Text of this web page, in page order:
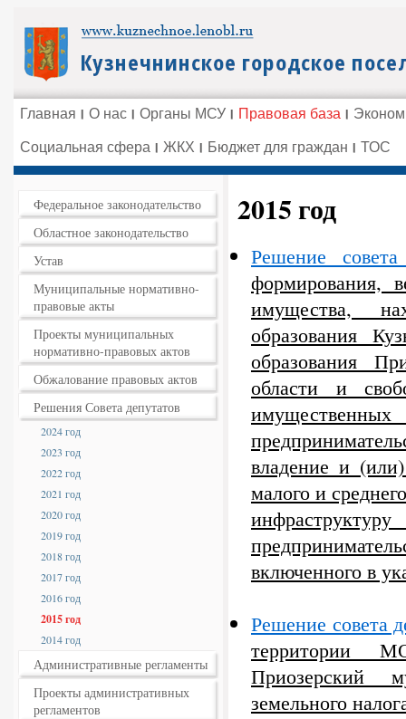
Главная О нас Органы МСУ Правовая база
Социальная сфера ЖКХ Бюджет для граждан ТОС
Федеральное законодательство
Областное законодательство
Устав
Муниципальные нормативно-
правовые акты
Проекты муниципальных
нормативно-правовых актов
Обжалование правовых актов
Решения Совета депутатов
2024 год
2023 год
2022 год
2021 год
2020 год
2019 год
2018 год
2017 год
2016 год
2015 год
2014 год
Административные регламенты
Проекты административных
регламентов
2015 год
Решение
формирования,
имущества,
образования
образования
области и
владение и
малого и
включенного в
Решение совета
территории
Приозерский
земельного